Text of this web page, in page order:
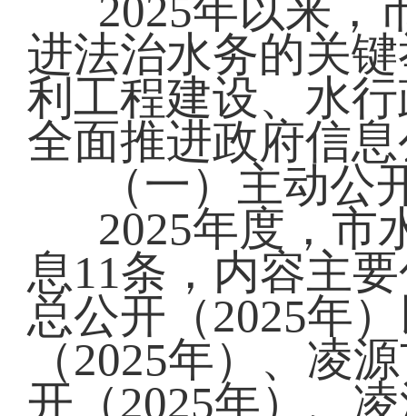
2025年以来，
进法治水务的关
利工程建设、水
全面推进政府信
（一）主动公
2025年度，市
息11条，内容主
总公开 （2025年）
（2025年） 、凌
开 （2025年） 、